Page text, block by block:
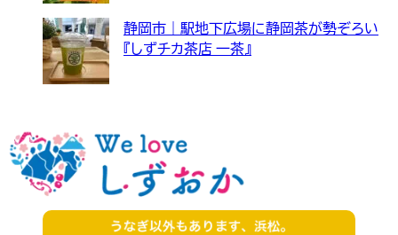
静岡市｜駅地下広場に静岡茶が勢ぞろい
『しずチカ茶店 一茶』